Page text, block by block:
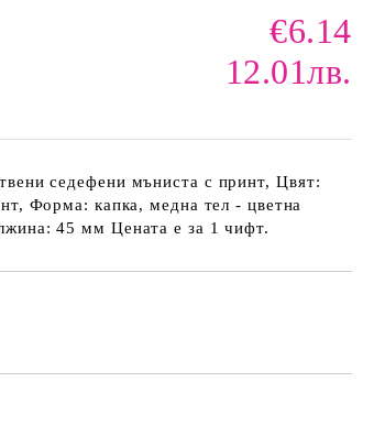
€6.14
12.01лв.
седефени мъниста с принт, Цвят:
Форма: капка, медна тел - цветна
45 мм Цената е за 1 чифт.